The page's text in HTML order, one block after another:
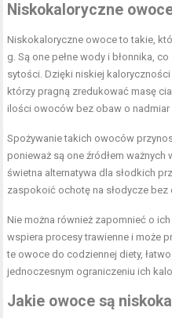
Niskokaloryczne
Niskokaloryczne owoce to takie,
g. Są one pełne wody i błonnika,
sytości. Dzięki niskiej
którzy pragną zredukować masę
ilości owoców bez obaw o nadmiar
Spożywanie takich owoców
ponieważ są one źródłem ważnych
świetna alternatywa dla słodkich
zaspokoić ochotę na słodycze
Nie można również zapomnieć o
wspiera procesy trawienne i może
te owoce do codziennej diety,
jednoczesnym ograniczeniu ich
Jakie owoce są